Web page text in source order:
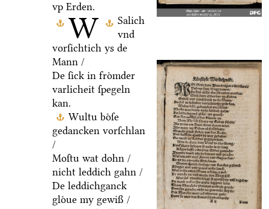
W
vp Erden.
Salich
vnd
vorſichtich ys de
Mann /
De ſick in froͤmder
varlicheit ſpegeln
kan.
Wultu boͤſe
gedancken vorſchlan
/
Moſtu wat dohn /
nicht leddich gahn /
De leddichganck
gloͤue my gewiß /